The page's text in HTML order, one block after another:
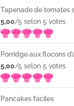
5,00/5 selon 5 votes
5,00/5 selon 5 votes
Pancakes faciles